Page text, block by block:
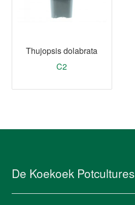
Thujopsis dolabrata
C2
De Koekoek Potcultures